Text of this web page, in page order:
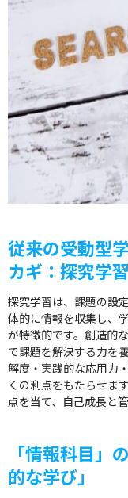
従来の受動型
カギ：探究学習
探究学習は、課題の設
体的に情報を収集し、
が特徴的です。創造的
で課題を解決する力を
解度・実践的な応用力
くの利点をもたらせま
点を当て、自己成長と
「情報科目」
的な学び」